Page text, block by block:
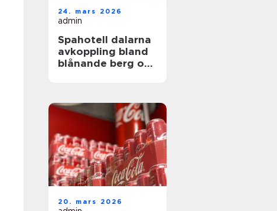
24. mars 2026
admin
Spahotell dalarna
avkoppling bland
blånande berg och
20. mars 2026